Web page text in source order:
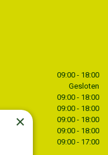
09:00 - 18:00
Gesloten
09:00 - 18:00
09:00 - 18:00
09:00 - 18:00
09:00 - 18:00
09:00 - 17:00
×